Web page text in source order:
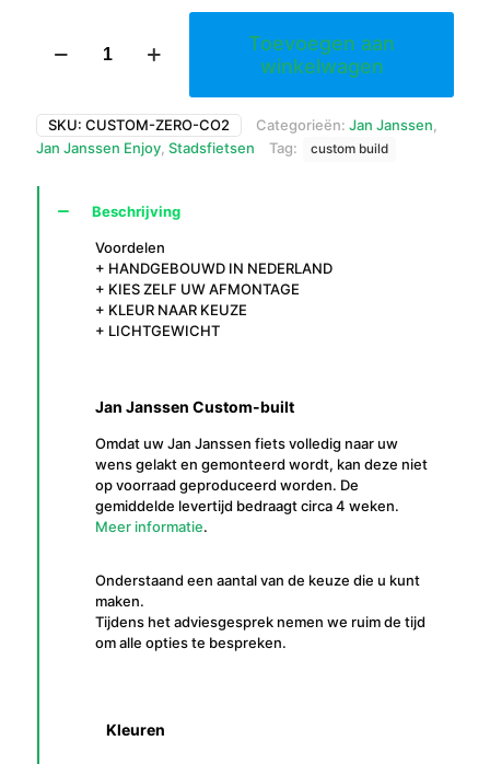
Janssen
aantal
Toevoegen aan
winkelwagen
SKU: CUSTOM-ZERO-CO2 Categorieën: Jan Janssen
Jan Janssen Enjoy Stadsfietsen Tag: custom build
Beschrijving
Voordelen
+ HANDGEBOUWD IN NEDERLAND
+ KIES ZELF UW AFMONTAGE
+ KLEUR NAAR KEUZE
+ LICHTGEWICHT
Jan Janssen Custom-built
Omdat uw Jan Janssen fiets volledig naar uw
wens gelakt en gemonteerd wordt, kan deze niet
op voorraad geproduceerd worden. De
gemiddelde levertijd bedraagt circa 4 weken.
Meer informatie.
Onderstaand een aantal van de keuze die u kunt
maken.
Tijdens het adviesgesprek nemen we ruim de tijd
om alle opties te bespreken.
Kleuren